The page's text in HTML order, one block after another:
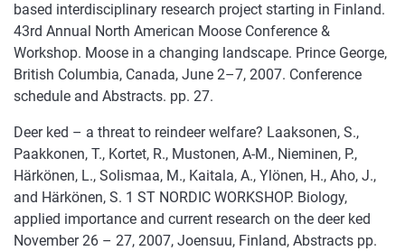
based interdisciplinary research project starting in Finland.
43rd Annual North American Moose Conference &
Workshop. Moose in a changing landscape. Prince George,
British Columbia, Canada, June 2–7, 2007. Conference
schedule and Abstracts. pp. 27.
Deer ked – a threat to reindeer welfare? Laaksonen, S.,
Paakkonen, T., Kortet, R., Mustonen, A-M., Nieminen, P.,
Härkönen, L., Solismaa, M., Kaitala, A., Ylönen, H., Aho, J.,
and Härkönen, S. 1 ST NORDIC WORKSHOP. Biology,
applied importance and current research on the deer ked
November 26 – 27, 2007, Joensuu, Finland, Abstracts pp.